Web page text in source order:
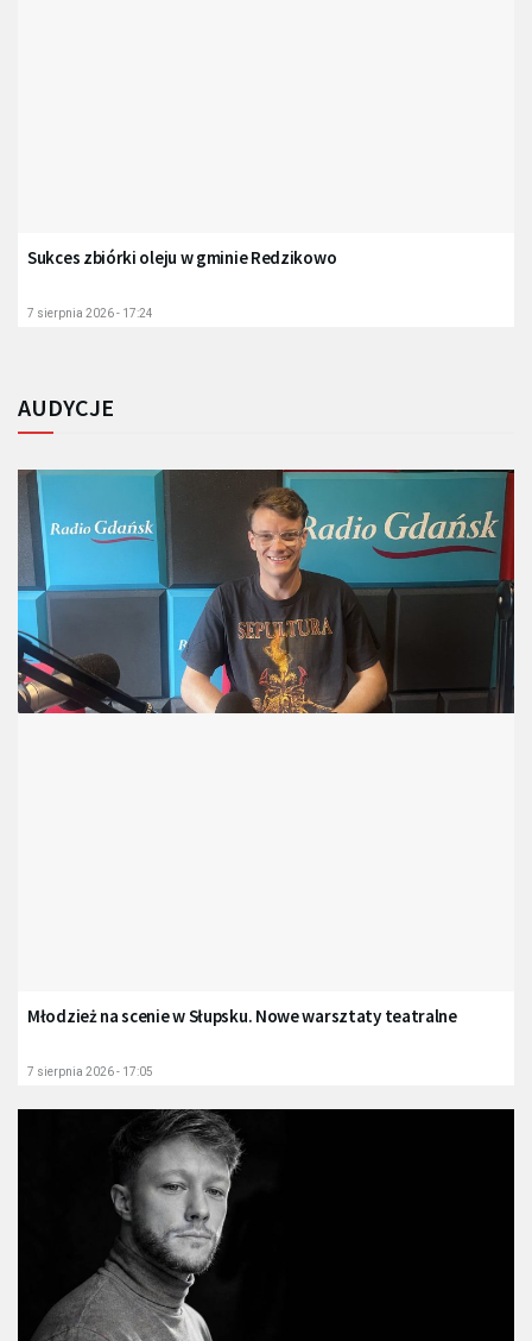
Sukces zbiórki oleju w gminie Redzikowo
7 sierpnia 2026 - 17:24
AUDYCJE
Młodzież na scenie w Słupsku. Nowe warsztaty teatralne
7 sierpnia 2026 - 17:05